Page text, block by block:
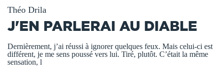
Théo Drila
J'EN PARLERAI AU DIABLE
Dernièrement, j’ai réussi à ignorer quelques feux. Mais celui-ci est
différent, je me sens poussé vers lui. Tiré, plutôt. C’était la même
sensation, l